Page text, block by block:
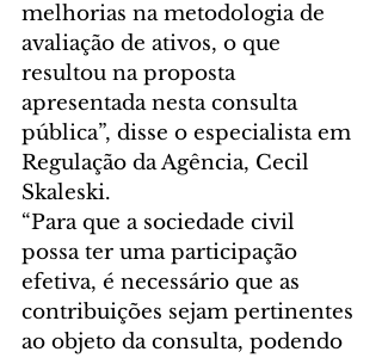
melhorias na metodologia de
avaliação de ativos, o que
resultou na proposta
apresentada nesta consulta
pública”, disse o especialista em
Regulação da Agência, Cecil
Skaleski.
“Para que a sociedade civil
possa ter uma participação
efetiva, é necessário que as
contribuições sejam pertinentes
ao objeto da consulta, podendo